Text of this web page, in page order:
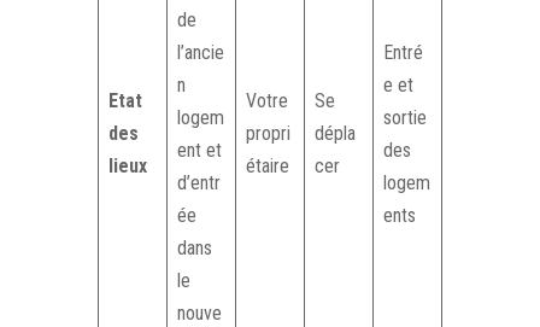
Etat
des
lieux
de
l’ancie
n
logem
ent et
d’entr
ée
dans
le
nouve
Votre
propri
étaire
Se
dépla
cer
Entré
e et
sortie
des
logem
ents